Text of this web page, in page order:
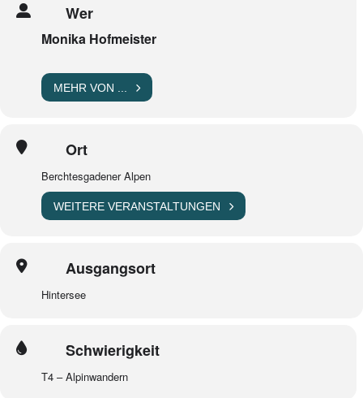
Wer
Monika Hofmeister
MEHR VON ...
Ort
Berchtesgadener Alpen
WEITERE VERANSTALTUNGEN
Ausgangsort
Hintersee
Schwierigkeit
T4 – Alpinwandern